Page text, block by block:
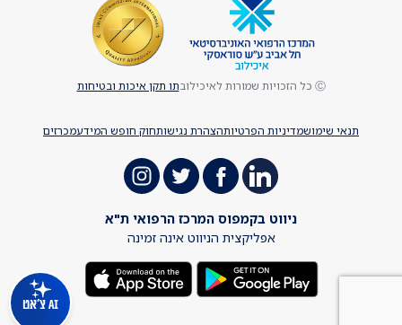
AI צ'אט
תנאי שימושמדיניות הפרטיותהצהרת נגישותחוק חופש המידעמכרזים
Ⓒ כל הזכויות שמורות לאיכילוב תו תקן איכות ובטיחות
ניווט בקמפוס המרכז הרפואי ת"א
אפליקצית הניווט אינה זמינה